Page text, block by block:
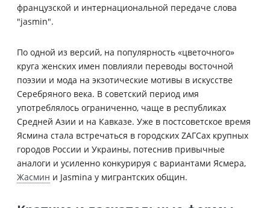
французской и интернациональной передаче слова
"jasmin".
По одной из версий, на популярность «цветочного»
круга женских имен повлияли переводы восточной
поэзии и мода на экзотические мотивы в искусстве
Серебряного века. В советский период имя
употреблялось ограниченно, чаще в республиках
Средней Азии и на Кавказе. Уже в постсоветское время
Ясмина стала встречаться в городских ZАГСах крупных
городов России и Украины, потеснив привычные
аналоги и усиленно конкурируя с вариантами Ясмера,
Жасмин и Jasmina у мигрантских общин.